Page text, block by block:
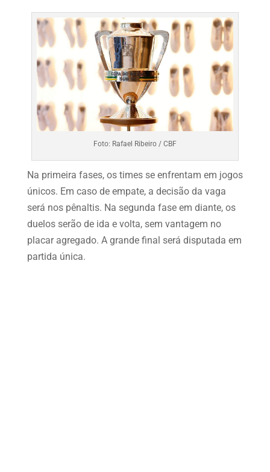
Foto: Rafael Ribeiro / CBF
Na primeira fases, os times se enfrentam em jogos
únicos. Em caso de empate, a decisão da vaga
será nos pênaltis. Na segunda fase em diante, os
duelos serão de ida e volta, sem vantagem no
placar agregado. A grande final será disputada em
partida única.